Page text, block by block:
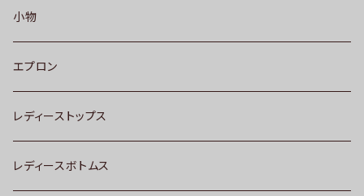
小物
エプロン
レディーストップス
レディースボトムス